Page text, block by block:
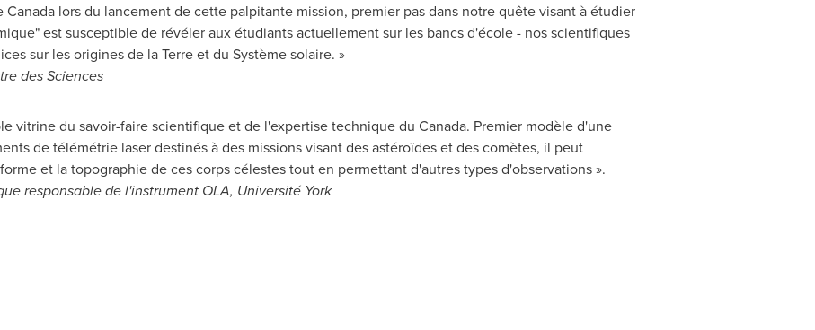
Canadalors du lancement de cette palpitante mission, premier pas dans notre quête visant à étudier
est susceptible de révéler aux étudiants actuellement sur les bancs d'école - nos scientifiques
sur les origines de la Terre et du Système solaire. »
des Sciences
vitrine du savoir-faire scientifique et de l'expertise technique du Canada. Premier modèle d'une
de télémétrie laser destinés à des missions visant des astéroïdes et des comètes, il peut
et la topographie de ces corps célestes tout en permettant d'autres types d'observations ».
responsable de l'instrument OLA, Université York